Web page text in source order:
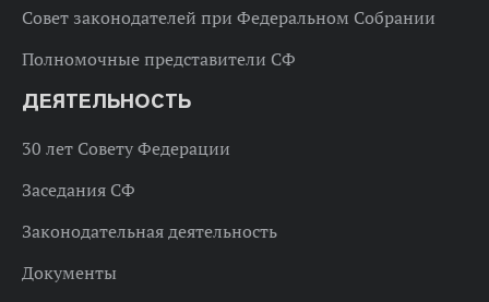
Совет законодателей при Федеральном Собрании
Полномочные представители СФ
ДЕЯТЕЛЬНОСТЬ
30 лет Совету Федерации
Заседания СФ
Законодательная деятельность
Документы